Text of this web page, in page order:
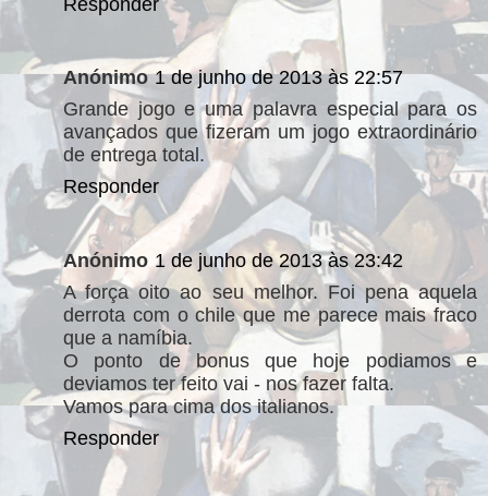
Anónimo 1 de junho de 2013 às 22:57
Grande jogo e uma palavra especial para os
avançados que fizeram um jogo extraordinário
de entrega total.
Responder
Anónimo 1 de junho de 2013 às 23:42
A força oito ao seu melhor. Foi pena aquela
derrota com o chile que me parece mais fraco
que a namíbia.
O ponto de bonus que hoje podiamos e
deviamos ter feito vai - nos fazer falta.
Vamos para cima dos italianos.
Responder